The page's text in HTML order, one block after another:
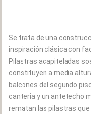
Se trata de una
inspiración clásica con
Pilastras acapiteladas
constituyen a media
balcones del segundo
canteria y un antetecho
rematan las pilastras que